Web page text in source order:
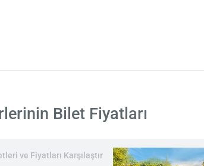
Bilet Fiyatları
ve Fiyatları Karşılaştır